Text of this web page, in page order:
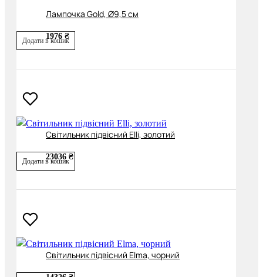
Лампочка Gold, Ø9,5 см
1976 ₴
Додати в кошик
Світильник підвісний Elli, золотий
23036 ₴
Додати в кошик
Світильник підвісний Elma, чорний